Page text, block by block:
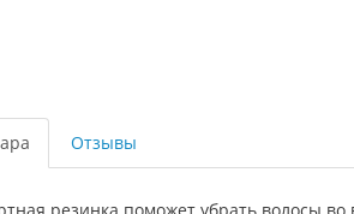
Отзывы